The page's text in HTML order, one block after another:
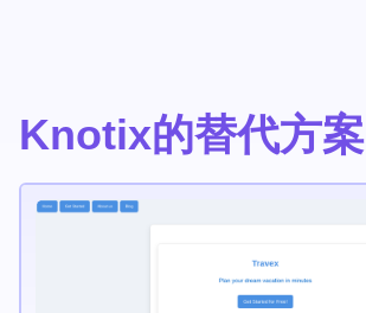
Knotix的替代方案